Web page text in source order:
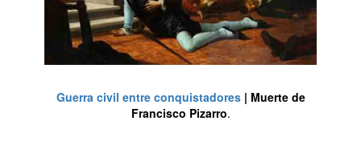
Guerra civil entre conquistadores| Muerte de
Francisco Pizarro.